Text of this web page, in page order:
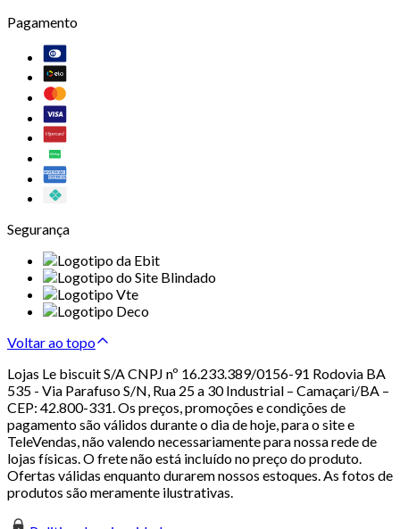
Pagamento
Segurança
Voltar ao topo
Lojas Le biscuit S/A CNPJ nº 16.233.389/0156-91 Rodovia BA
535 - Via Parafuso S/N, Rua 25 a 30 Industrial – Camaçari/BA –
CEP: 42.800-331. Os preços, promoções e condições de
pagamento são válidos durante o dia de hoje, para o site e
TeleVendas, não valendo necessariamente para nossa rede de
lojas físicas. O frete não está incluído no preço do produto.
Ofertas válidas enquanto durarem nossos estoques. As fotos de
produtos são meramente ilustrativas.